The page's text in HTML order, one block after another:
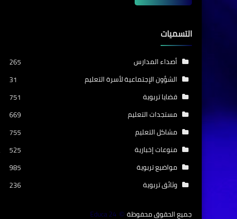
التسميات
أصداء المدارس
265
الشؤون الإجتماعية لأسرة التعليم
31
قضايا تربوية
751
مستجدات التعليم
669
مشاكل التعليم
755
منوعات إخبارية
525
مواضيع تربوية
985
وثائق تربوية
236
جميع الحقوق محفوظة ©
Educa 24